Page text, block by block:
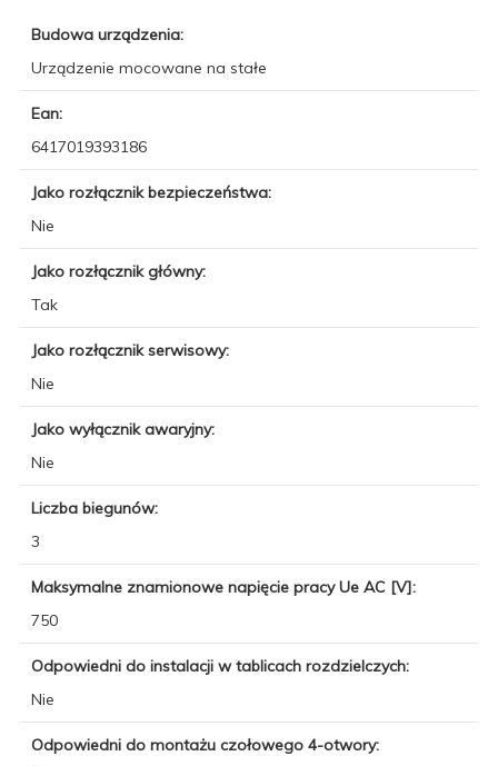
Budowa urządzenia:
Urządzenie mocowane na stałe
Ean:
6417019393186
Jako rozłącznik bezpieczeństwa:
Nie
Jako rozłącznik główny:
Tak
Jako rozłącznik serwisowy:
Nie
Jako wyłącznik awaryjny:
Nie
Liczba biegunów:
3
Maksymalne znamionowe napięcie pracy Ue AC [V]:
750
Odpowiedni do instalacji w tablicach rozdzielczych:
Nie
Odpowiedni do montażu czołowego 4-otwory: